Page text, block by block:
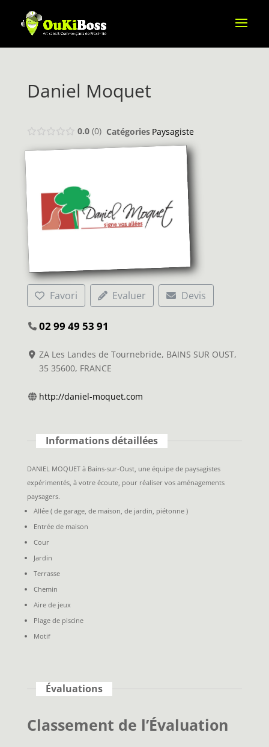
Daniel Moquet
0.0 0 Catégories Paysagiste
Favori Evaluer Devis
02 99 49 53 91
ZA Les Landes de Tournebride, BAINS SUR OUST,
35 35600, FRANCE
http://daniel-moquet.com
Informations détaillées
DANIEL MOQUET à Bains-sur-Oust, une équipe de paysagistes
expérimentés, à votre écoute, pour réaliser vos aménagements
paysagers.
Allée ( de garage, de maison, de jardin, piétonne )
Entrée de maison
Cour
Jardin
Terrasse
Chemin
Aire de jeux
Plage de piscine
Motif
Évaluations
Classement de l’Évaluation